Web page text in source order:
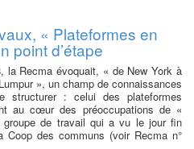
« Plateformes en
point d’étape
la Recma évoquait, « de New York à
», un champ de connaissances
: celui des plateformes
au cœur des préoccupations de «
de travail qui a vu le jour fin
Coop des communs (voir Recma n°